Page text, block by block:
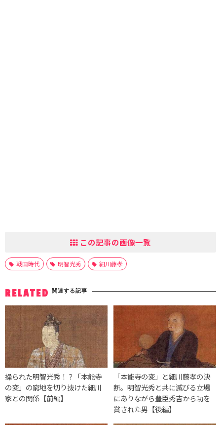
この記事の画像一覧
戦国時代 明智光秀 細川藤孝
RELATED 関連する記事
操られた明智光秀！？「本能寺
の変」の窮地を切り抜けた細川
家との関係【前編】
「本能寺の変」と細川藤孝の決
断。明智光秀と共に滅びる立場
にありながら豊臣秀吉から功を
賞された男【後編】